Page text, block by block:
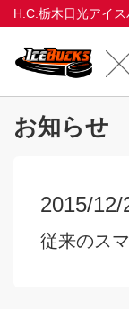
H.C.栃木日光アイ
お知らせ
2015/12/
従来のス